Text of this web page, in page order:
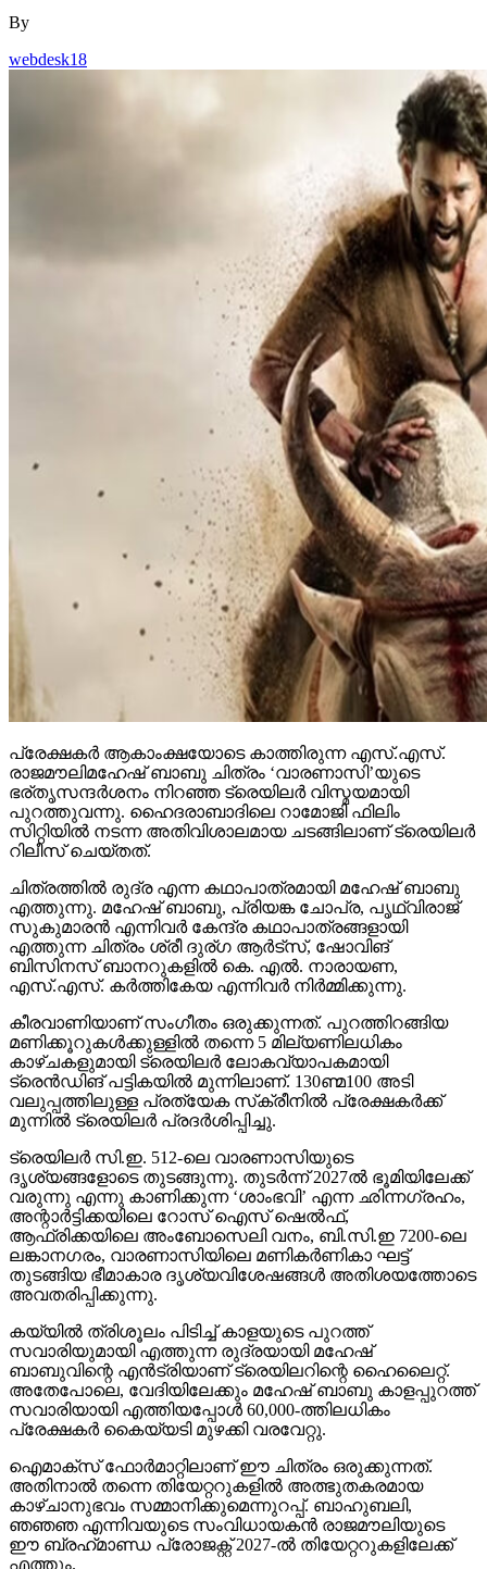
By
webdesk18
പ്രേക്ഷകര്‍ ആകാംക്ഷയോടെ കാത്തിരുന്ന എസ്.എസ്.
രാജമൗലിമഹേഷ് ബാബു ചിത്രം ‘വാരണാസി’യുടെ
ഭര്തൃസന്ദര്‍ശനം നിറഞ്ഞ ട്രെയിലര്‍ വിസ്മയമായി
പുറത്തുവന്നു. ഹൈദരാബാദിലെ റാമോജി ഫിലിം
സിറ്റിയില്‍ നടന്ന അതിവിശാലമായ ചടങ്ങിലാണ് ട്രെയിലര്‍
റിലീസ് ചെയ്തത്.
ചിത്രത്തില്‍ രുദ്ര എന്ന കഥാപാത്രമായി മഹേഷ് ബാബു
എത്തുന്നു. മഹേഷ് ബാബു, പ്രിയങ്ക ചോപ്ര, പൃഥ്വിരാജ്
സുകുമാരന്‍ എന്നിവര്‍ കേന്ദ്ര കഥാപാത്രങ്ങളായി
എത്തുന്ന ചിത്രം ശ്രീ ദുര്ഗ ആര്‍ട്‌സ്, ഷോവിങ്
ബിസിനസ് ബാനറുകളില്‍ കെ. എല്‍. നാരായണ,
എസ്.എസ്. കര്‍ത്തികേയ എന്നിവര്‍ നിര്‍മ്മിക്കുന്നു.
കീരവാണിയാണ് സംഗീതം ഒരുക്കുന്നത്. പുറത്തിറങ്ങിയ
മണിക്കൂറുകള്‍ക്കുള്ളില്‍ തന്നെ 5 മില്യണിലധികം
കാഴ്ചകളുമായി ട്രെയിലര്‍ ലോകവ്യാപകമായി
ട്രെന്‍ഡിങ് പട്ടികയില്‍ മുന്നിലാണ്. 130ണ്മ100 അടി
വലുപ്പത്തിലുള്ള പ്രത്യേക സ്‌ക്രീനില്‍ പ്രേക്ഷകര്‍ക്ക്
മുന്നില്‍ ട്രെയിലര്‍ പ്രദര്‍ശിപ്പിച്ചു.
ട്രെയിലര്‍ സി.ഇ. 512-ലെ വാരണാസിയുടെ
ദൃശ്യങ്ങളോടെ തുടങ്ങുന്നു. തുടര്‍ന്ന് 2027ല്‍ ഭൂമിയിലേക്ക്
വരുന്നു എന്നു കാണിക്കുന്ന ‘ശാംഭവി’ എന്ന ഛിന്നഗ്രഹം,
അന്റാര്‍ട്ടിക്കയിലെ റോസ് ഐസ് ഷെല്‍ഫ്,
ആഫ്രിക്കയിലെ അംബോസെലി വനം, ബി.സി.ഇ 7200-ലെ
ലങ്കാനഗരം, വാരണാസിയിലെ മണികര്‍ണികാ ഘട്ട്
തുടങ്ങിയ ഭീമാകാര ദൃശ്യവിശേഷങ്ങള്‍ അതിശയത്തോടെ
അവതരിപ്പിക്കുന്നു.
കയ്യില്‍ ത്രിശൂലം പിടിച്ച് കാളയുടെ പുറത്ത്
സവാരിയുമായി എത്തുന്ന രുദ്രയായി മഹേഷ്
ബാബുവിന്റെ എന്‍ട്രിയാണ് ട്രെയിലറിന്റെ ഹൈലൈറ്റ്.
അതേപോലെ, വേദിയിലേക്കും മഹേഷ് ബാബു കാളപ്പുറത്ത്
സവാരിയായി എത്തിയപ്പോള്‍ 60,000-ത്തിലധികം
പ്രേക്ഷകര്‍ കൈയ്യടി മുഴക്കി വരവേറ്റു.
ഐമാക്‌സ് ഫോര്‍മാറ്റിലാണ് ഈ ചിത്രം ഒരുക്കുന്നത്.
അതിനാല്‍ തന്നെ തിയേറ്ററുകളില്‍ അത്ഭുതകരമായ
കാഴ്ചാനുഭവം സമ്മാനിക്കുമെന്നുറപ്പ്. ബാഹുബലി,
ഞഞഞ എന്നിവയുടെ സംവിധായകന്‍ രാജമൗലിയുടെ
ഈ ബ്രഹ്‌മാണ്ഡ പ്രോജക്റ്റ് 2027-ല്‍ തിയേറ്ററുകളിലേക്ക്
എത്തും.